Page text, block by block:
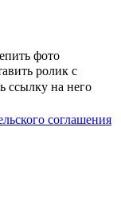
фото
ролик с
ссылку на него
соглашения